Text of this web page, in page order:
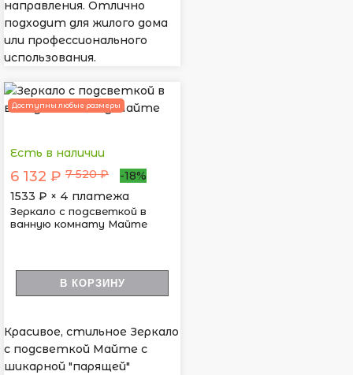
направления. Отлично
подходит для жилого дома
или профессионального
использования.
Доступны любые размеры
Есть в наличии
6 132 ₽ 7 520 ₽
-18%
1533 ₽ × 4 платежа
Зеркало с подсветкой в
ванную комнату Майте
В КОРЗИНУ
Красивое, стильное Зеркало
с подсветкой Майте с
шикарной "парящей"